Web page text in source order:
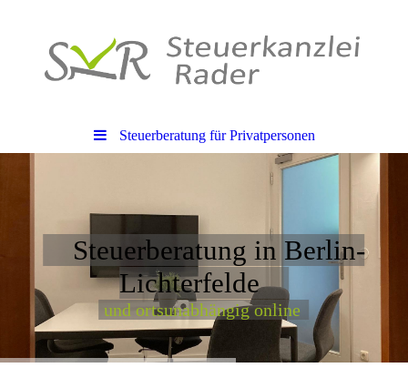
Steuerberatung für Privatpersonen
Steuerberatung in Berlin-
Lichterfelde
und ortsunabhängig online